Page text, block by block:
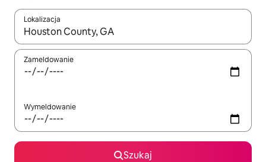
Lokalizacja
Gdy wyniki będą dostępne, możesz poruszać się po nich za
Zameldowanie
Wymeldowanie
Szukaj